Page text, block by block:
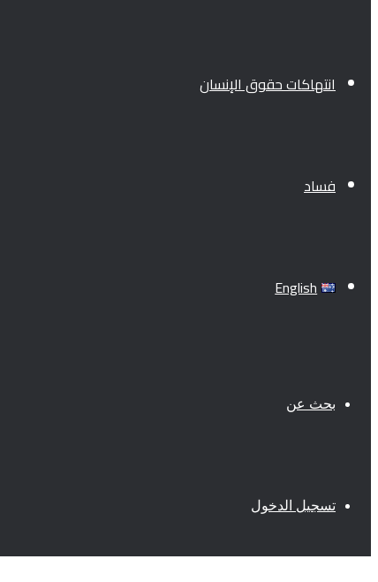
انتهاكات حقوق الإنسان
فساد
English
بحث عن
تسجيل الدخول